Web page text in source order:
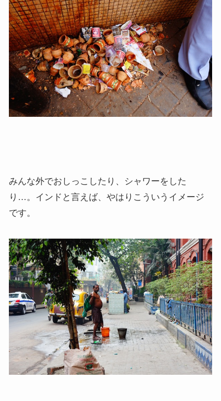
みんな外でおしっこしたり、シャワーをした
り…。インドと言えば、やはりこういうイメージ
です。